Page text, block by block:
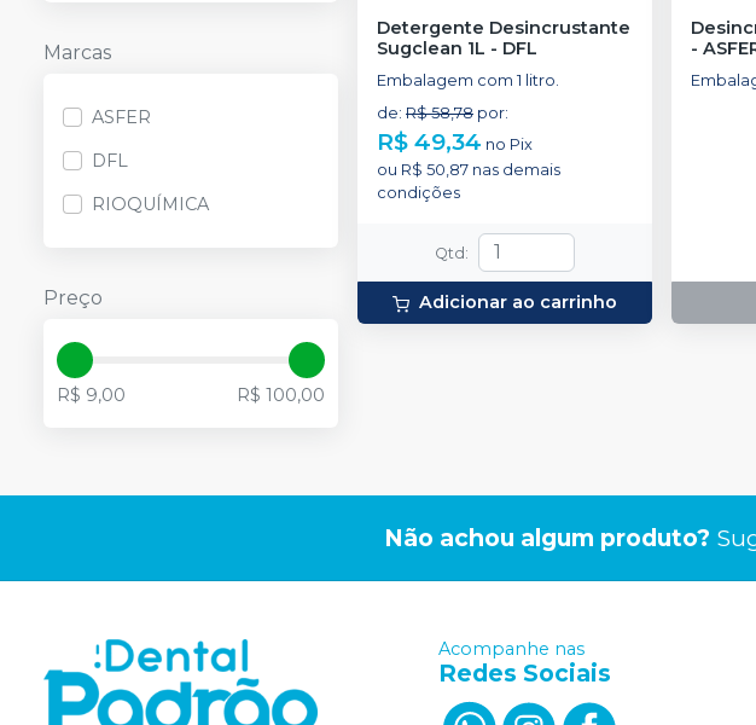
Marcas
ASFER
DFL
RIOQUÍMICA
Preço
R$ 9,00 R$ 100,00
Detergente Desincrustante
Sugclean 1L - DFL
Embalagem com 1 litro.
de: R$ 58,78 por:
R$ 49,34 no Pix
ou R$ 50,87 nas demais
condições
Qtd:
Adicionar ao carrinho
-
Não achou algum produto?
Acompanhe nas
Redes Sociais